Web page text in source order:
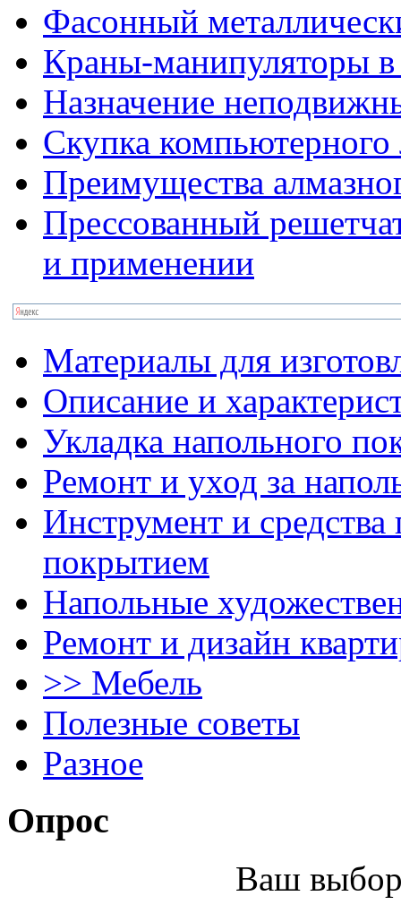
Фасонный
Краны-манипуляторы
Назначение
Скупка компьютерного
Преимущества
Прессованный
и применении
Материалы для
Описание и
Укладка напольного
Ремонт и уход за
Инструмент и
покрытием
Напольные
Ремонт и дизайн
>> Мебель
Полезные советы
Разное
Опрос
Ваш выбор